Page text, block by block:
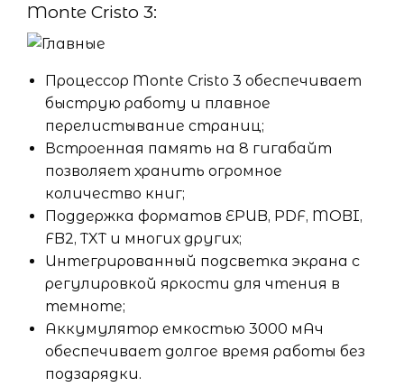
Monte Cristo 3:
Процессор Monte Cristo 3 обеспечивает
быструю работу и плавное
перелистывание страниц;
Встроенная память на 8 гигабайт
позволяет хранить огромное
количество книг;
Поддержка форматов EPUB, PDF, MOBI,
FB2, TXT и многих других;
Интегрированный подсветка экрана с
регулировкой яркости для чтения в
темноте;
Аккумулятор емкостью 3000 мАч
обеспечивает долгое время работы без
подзарядки.